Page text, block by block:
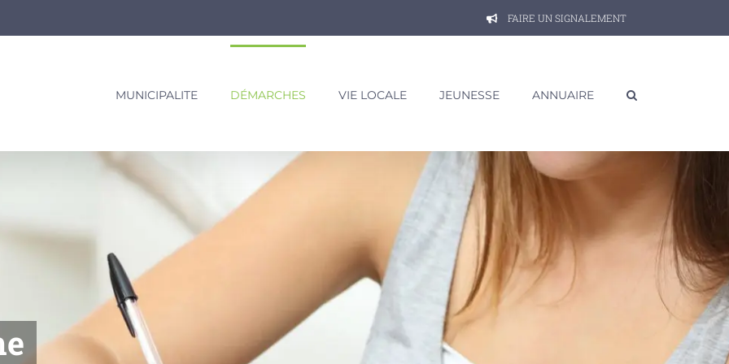
FAIRE UN SIGNALEMENT
MUNICIPALITE DÉMARCHES VIE LOCALE JEUNESSE ANNUAIRE